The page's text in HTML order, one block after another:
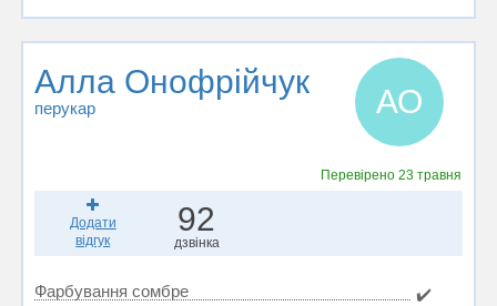
Алла Онофрійчук
перукар АО
Перевірено23 травня
Додати
відгук
92
дзвінка
Фарбування сомбре ✔️